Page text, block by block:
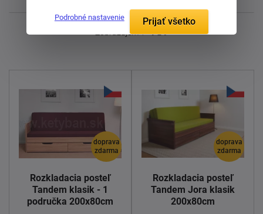
Zobrazujem 1 - 9 z 9
doprava
zdarma
Rozkladacia posteľ
Tandem klasik - 1
područka 200x80cm
doprava
zdarma
Rozkladacia posteľ
Tandem Jora klasik
200x80cm
Podrobné nastavenie Prijať všetko